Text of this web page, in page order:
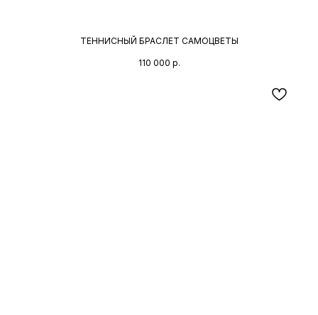
ТЕННИСНЫЙ БРАСЛЕТ САМОЦВЕТЫ
110 000 р.